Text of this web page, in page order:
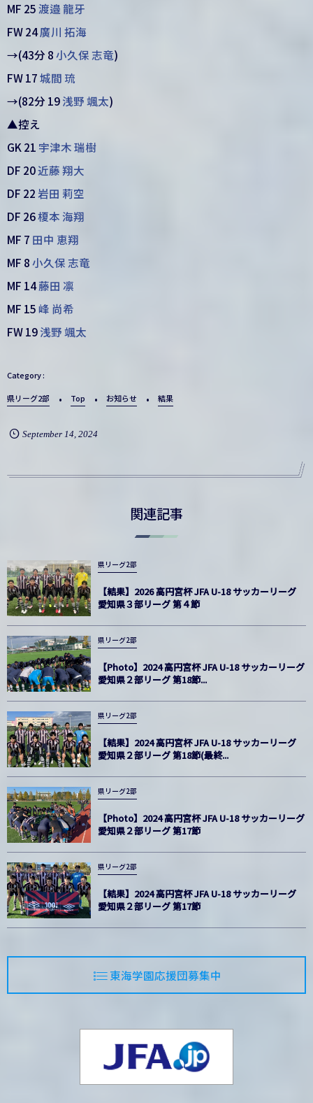
MF 25渡邉 龍牙
FW 24廣川 拓海
→(43分 8小久保 志竜)
FW 17城間 琉
→(82分 19浅野 颯太)
▲控え
GK 21 宇津木 瑞樹
DF 20近藤 翔大
DF 22岩田 莉空
DF 26榎本 海翔
MF 7 田中 恵翔
MF 8小久保 志竜
MF 14藤田 凛
MF 15峰 尚希
FW 19浅野 颯太
県リーグ2部 Top お知らせ 結果
September 14, 2024
関連記事
県リーグ2部
【結果】2026 高円宮杯 JFA U-18 サッカーリーグ
愛知県３部リーグ 第４節
県リーグ2部
【Photo】2024 高円宮杯 JFA U-18 サッカーリーグ
愛知県２部リーグ 第18節...
県リーグ2部
【結果】2024 高円宮杯 JFA U-18 サッカーリーグ
愛知県２部リーグ 第18節(最終...
県リーグ2部
【Photo】2024 高円宮杯 JFA U-18 サッカーリーグ
愛知県２部リーグ 第17節
県リーグ2部
【結果】2024 高円宮杯 JFA U-18 サッカーリーグ
愛知県２部リーグ 第17節
東海学園応援団募集中